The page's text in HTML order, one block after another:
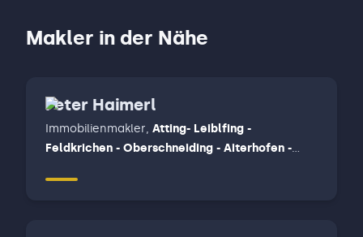
Makler in der Nähe
Peter Haimerl
Immobilienmakler, Atting- Leiblfing -
Feldkrichen - Oberschneiding - Aiterhofen -